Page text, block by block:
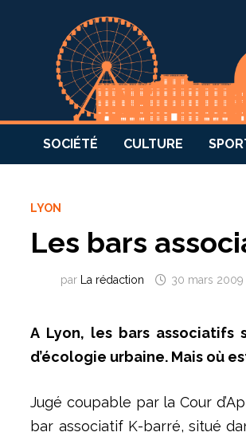
SOCIÉTÉ CULTURE
LYON
Les bars
par La rédaction 30 mars 2009
A Lyon, les bars associatifs
d’écologie urbaine. Mais où
Jugé coupable par la Cour
bar associatif K-barré, situé